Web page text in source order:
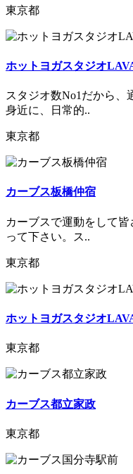
東京都
ホットヨガスタジオ
スタジオ数No1だから、
身近に、日常的..
東京都
カーブス板橋仲宿
カーブスで運動をして
って下さい。ス..
東京都
ホットヨガスタジオ
東京都
カーブス都立家政
東京都